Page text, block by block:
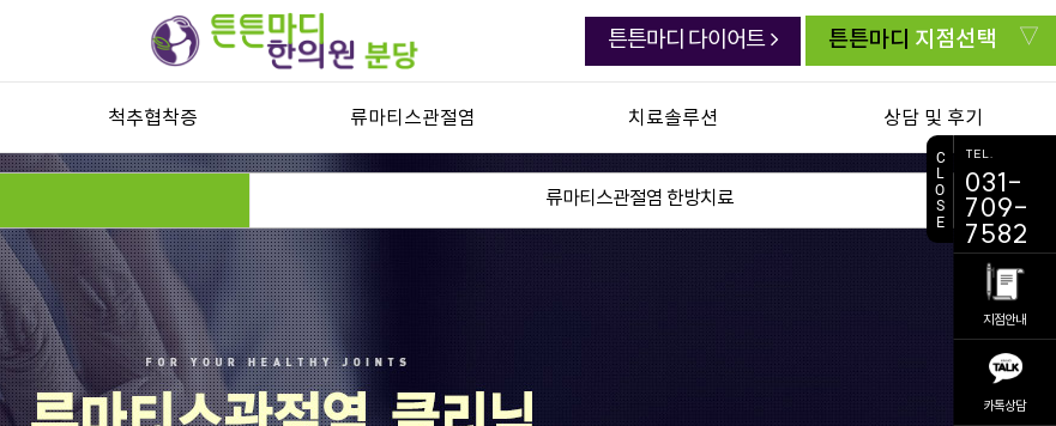
튼튼마디 다이어트 튼튼마디 지점선택
척추협착증 류마티스관절염 치료솔루션 상담 및 후기
목디스크
퇴행성디스크
기타 척추질환
연골한약 백절탕
치료생생 동영상
생생치료 후기
자주묻는 질문
전화상담 요청
류마티스관절염 한방치료
C
L
O
S
E
TEL.
031-
709-
7582
지점안내
카톡상담